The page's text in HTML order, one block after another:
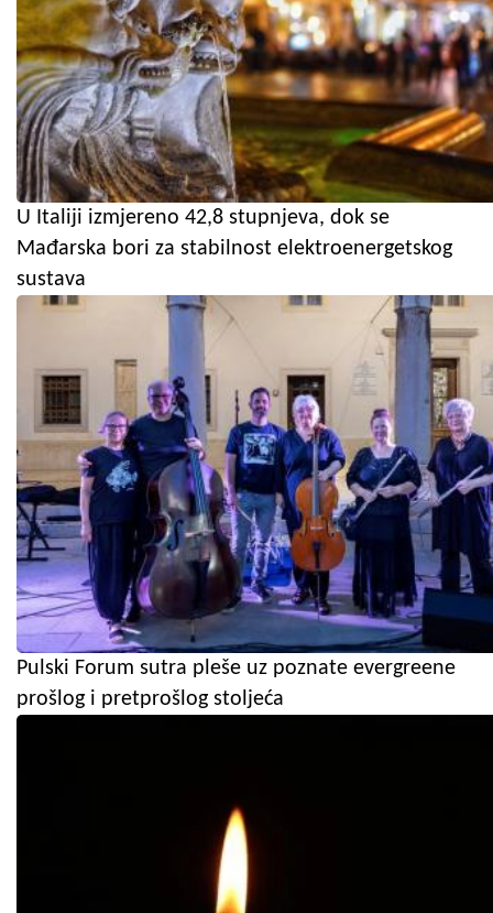
U Italiji izmjereno 42,8 stupnjeva, dok se
Mađarska bori za stabilnost elektroenergetskog
sustava
Pulski Forum sutra pleše uz poznate evergreene
prošlog i pretprošlog stoljeća